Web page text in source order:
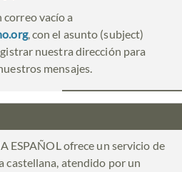
correo vacío a
, con el asunto (subject)
nuestra dirección para
mensajes.
ESPAÑOL ofrece un servicio de
castellana, atendido por un